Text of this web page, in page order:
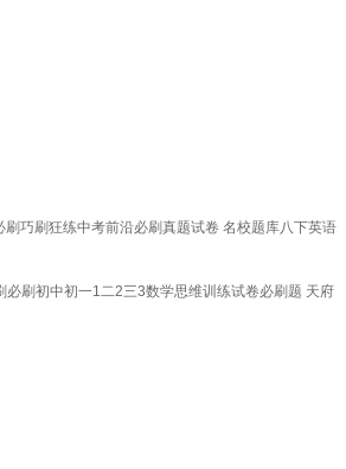
巧刷狂练中考前沿必刷真题试卷 名校题库八下英语
刷初中初一1二2三3数学思维训练试卷必刷题 天府